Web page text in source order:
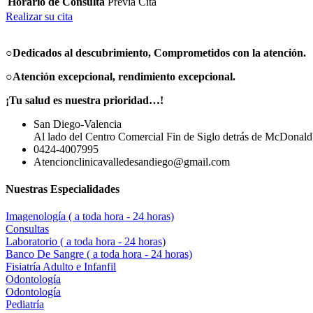
Realizar su cita
○Dedicados al descubrimiento, Comprometidos con la atención.
○Atención excepcional, rendimiento excepcional.
¡Tu salud es nuestra prioridad…!
San Diego-Valencia
Al lado del Centro Comercial Fin de Siglo detrás de
0424-4007995
Atencionclinicavalledesandiego@gmail.com
Nuestras Especialidades
Imagenología ( a toda hora - 24 horas)
Consultas
Laboratorio ( a toda hora - 24 horas)
Banco De Sangre ( a toda hora - 24 horas)
Fisiatría Adulto e Infanfil
Odontología
Odontología
Pediatría